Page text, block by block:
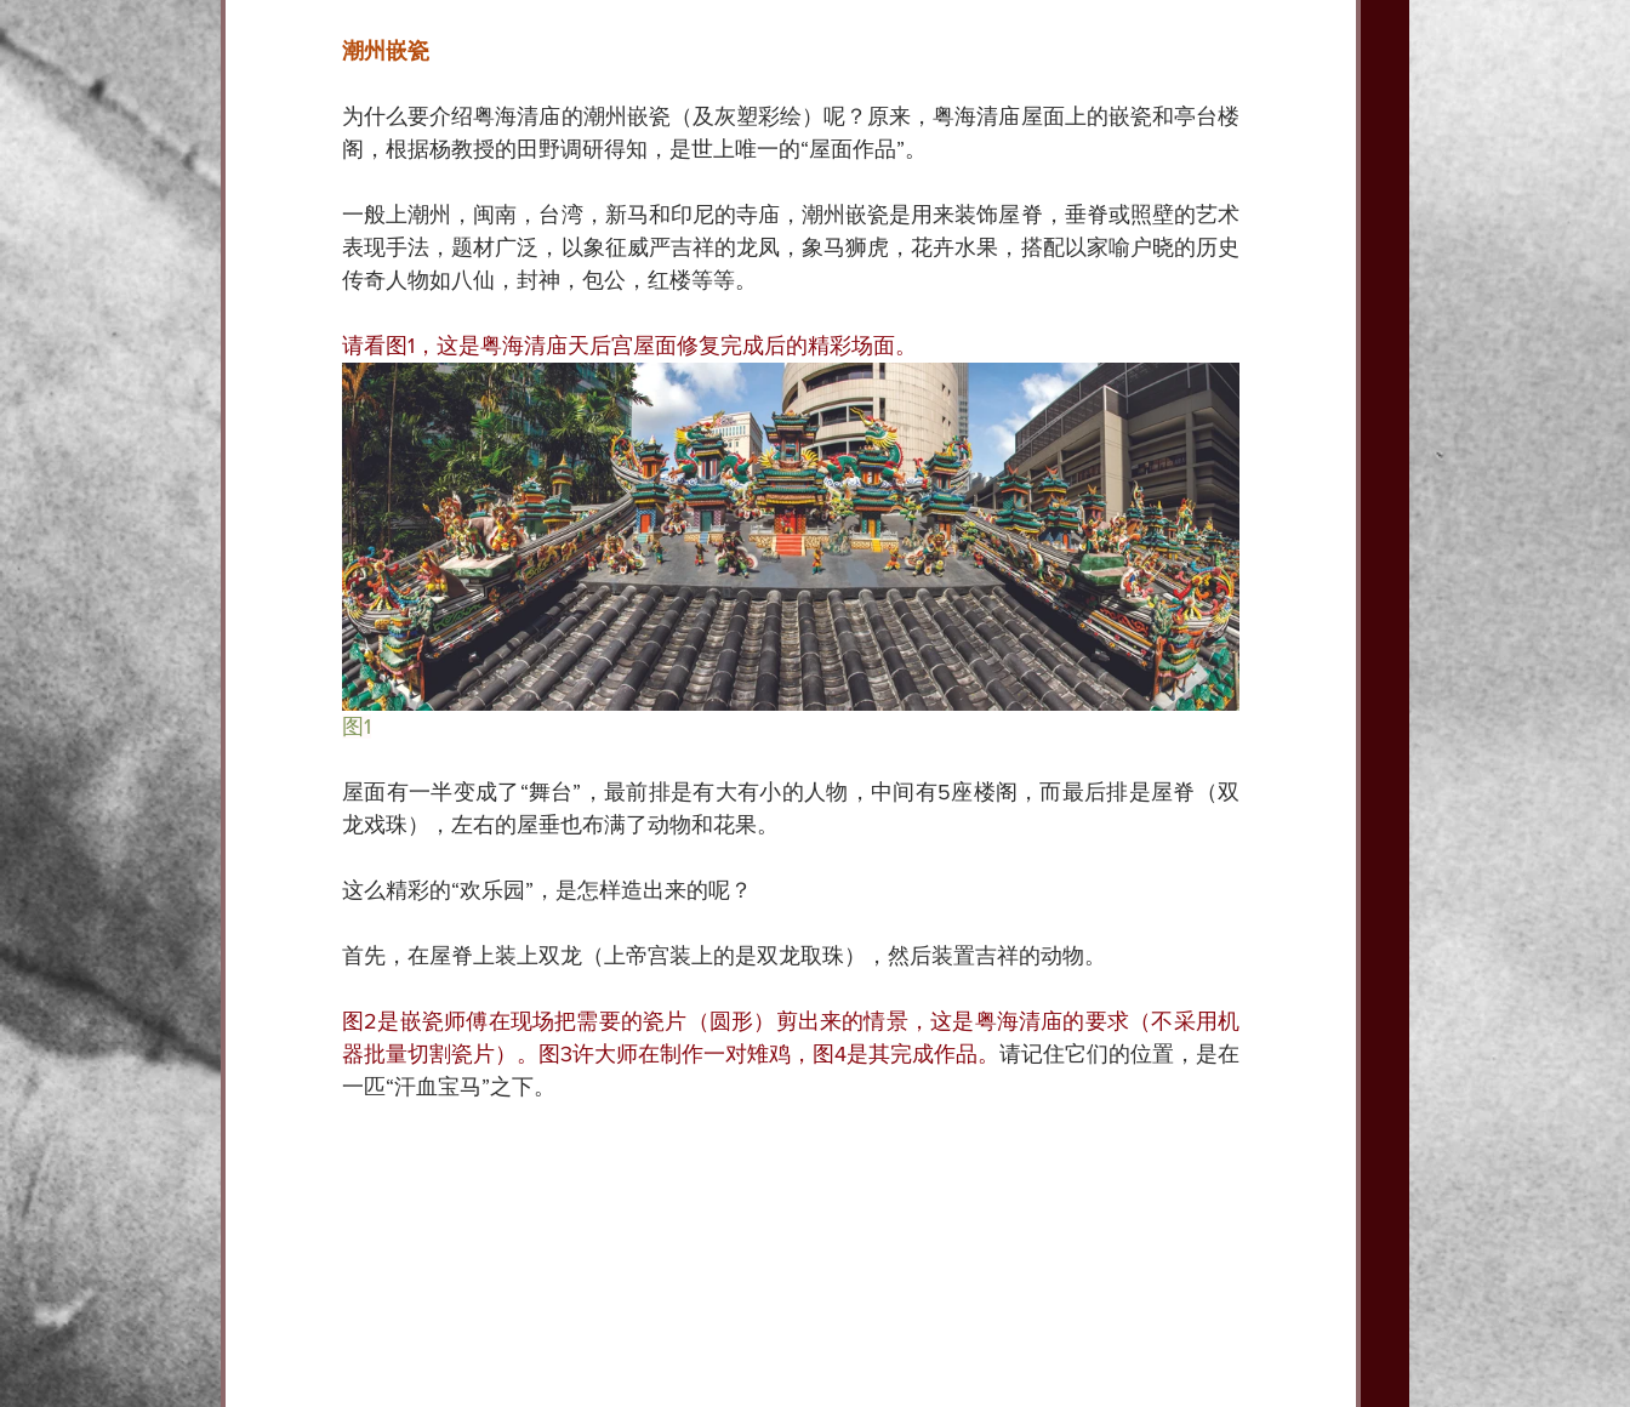
潮州嵌瓷
为什么要介绍粤海清庙的潮州嵌瓷（及灰塑彩绘）呢？原来，粤海清庙屋面上的嵌瓷和亭台楼
阁，根据杨教授的田野调研得知，是世上唯一的“屋面作品”。
一般上潮州，闽南，台湾，新马和印尼的寺庙，潮州嵌瓷是用来装饰屋脊，垂脊或照壁的艺术
表现手法，题材广泛，以象征威严吉祥的龙凤，象马狮虎，花卉水果，搭配以家喻户晓的历史
传奇人物如八仙，封神，包公，红楼等等。
请看图1，这是粤海清庙天后宫屋面修复完成后的精彩场面。
图1
屋面有一半变成了“舞台”，最前排是有大有小的人物，中间有5座楼阁，而最后排是屋脊（双
龙戏珠），左右的屋垂也布满了动物和花果。
这么精彩的“欢乐园”，是怎样造出来的呢？
首先，在屋脊上装上双龙（上帝宫装上的是双龙取珠），然后装置吉祥的动物。
图2是嵌瓷师傅在现场把需要的瓷片（圆形）剪出来的情景，这是粤海清庙的要求（不采用机
器批量切割瓷片）。图3许大师在制作一对雉鸡，图4是其完成作品。 请记住它们的位置，是在
一匹“汗血宝马”之下。